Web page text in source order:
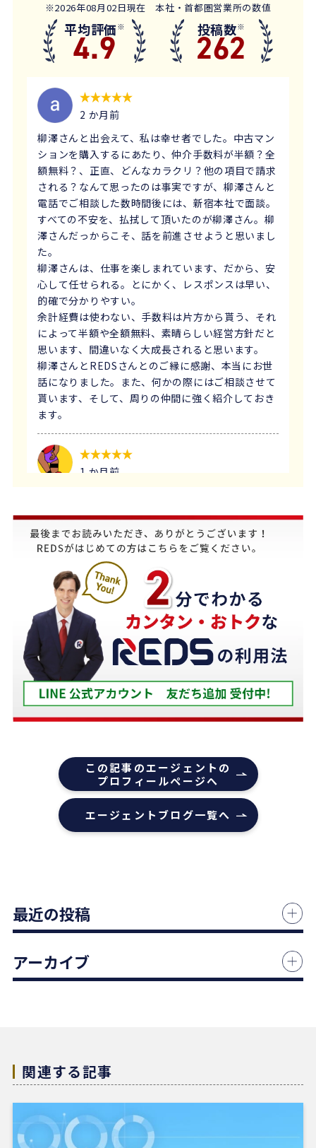
※2026年08月02日現在 本社・首都圏営業所の数値
平均評価※
4.9 投稿数※
262
2 か月前
柳澤さんと出会えて、私は幸せ者でした。中古マン
ションを購入するにあたり、仲介手数料が半額？全
額無料？、正直、どんなカラクリ？他の項目で請求
される？なんて思ったのは事実ですが、柳澤さんと
電話でご相談した数時間後には、新宿本社で面談。
すべての不安を、払拭して頂いたのが柳澤さん。柳
澤さんだっからこそ、話を前進させようと思いまし
た。
柳澤さんは、仕事を楽しまれています、だから、安
心して任せられる。とにかく、レスポンスは早い、
的確で分かりやすい。
余計経費は使わない、手数料は片方から貰う、それ
によって半額や全額無料、素晴らしい経営方針だと
思います、間違いなく大成長されると思います。
柳澤さんとREDSさんとのご縁に感謝、本当にお世
話になりました。また、何かの際にはご相談させて
貰います、そして、周りの仲間に強く紹介しておき
ます。
1 か月前
他の不動産会社と違って、売り込みが全くなく自分
のペースで進めることが出来るのが非常に大きかっ
担当の下山さんには大変お世話になりました。
築年数が厳しい条件の中、数々の条件を伝えたとこ
ろ、適切かつ具体的に提案していただきました。
下山さんの人柄も安心でき、打ち合わせの時に、冗
談や笑い話が多く、不動産売却のことを忘れてしま
うほどでした。
また色々な相談もすぐ迅速に対応していただ感謝し
ております。
また機会があれば是非REDSを利用したいし、紹介
していきたいと思います。
エージェントの指名は下山さんをオススメします！
本当にありがとうございました！
担当の志水様は、ベテランならではの豊富な知識で
市場動向や適正価格を丁寧に解説してくださり、終
何より素晴らしいと感じたのは、情報の囲い込み等
を一切行わないという徹底した透明性です。この誠
ています。知人にも自信を持って紹介できる不動産
会社様です。
4 か月前
この記事のエージェントの
プロフィールページへ
エージェントブログ一覧へ
最近の投稿
アーカイブ
関連する記事